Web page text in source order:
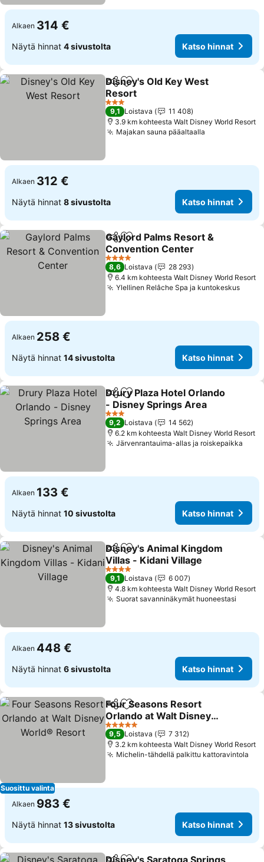
Alkaen 314 €
Näytä hinnat 4 sivustolta Katso hinnat
Jaa Lisää suosikkeihin
Disney's Old Key West
Resort
Katso hinnat
3 Tähtiluokitus
9,1 Loistava
11 408
3.9 km kohteesta Walt Disney World Resort
Majakan sauna pääaltaalla
Alkaen 312 €
Näytä hinnat 8 sivustolta Katso hinnat
Jaa Lisää suosikkeihin
Gaylord Palms Resort &
Convention Center
Katso hinnat
4 Tähtiluokitus
8,6 Loistava
28 293
6.4 km kohteesta Walt Disney World Resort
Ylellinen Relâche Spa ja kuntokeskus
Alkaen 258 €
Näytä hinnat 14 sivustolta Katso hinnat
Jaa Lisää suosikkeihin
Drury Plaza Hotel Orlando
- Disney Springs Area
Katso hinnat
3 Tähtiluokitus
9,2 Loistava
14 562
6.2 km kohteesta Walt Disney World Resort
Järvenrantauima-allas ja roiskepaikka
Alkaen 133 €
Näytä hinnat 10 sivustolta Katso hinnat
Jaa Lisää suosikkeihin
Disney's Animal Kingdom
Villas - Kidani Village
Katso hinnat
4 Tähtiluokitus
9,1 Loistava
6 007
4.8 km kohteesta Walt Disney World Resort
Suorat savanninäkymät huoneestasi
Alkaen 448 €
Näytä hinnat 6 sivustolta Katso hinnat
Suosittu valinta
Jaa Lisää suosikkeihin
Four Seasons Resort
Orlando at Walt Disney
World® Resort
Katso hinnat
5 Tähtiluokitus
9,5 Loistava
7 312
3.2 km kohteesta Walt Disney World Resort
Michelin-tähdellä palkittu kattoravintola
Alkaen 983 €
Näytä hinnat 13 sivustolta Katso hinnat
Disney's Saratoga Springs